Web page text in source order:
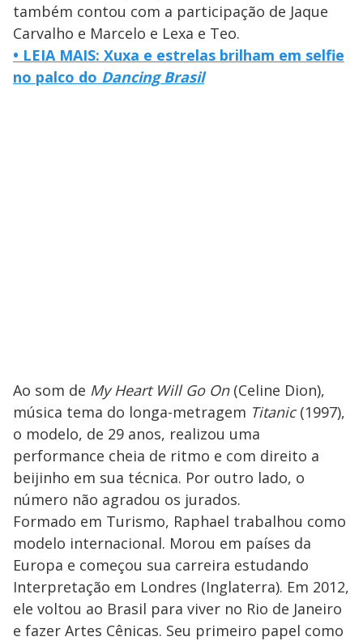
também contou com a participação de Jaque
Carvalho e Marcelo e Lexa e Teo.
• LEIA MAIS: Xuxa e estrelas brilham em selfie
no palco do Dancing Brasil
Ao som de My Heart Will Go On(Celine Dion),
música tema do longa-metragem Titanic(1997),
o modelo, de 29 anos, realizou uma
performance cheia de ritmo e com direito a
beijinho em sua técnica. Por outro lado, o
número não agradou os jurados.
Formado em Turismo, Raphael trabalhou como
modelo internacional. Morou em países da
Europa e começou sua carreira estudando
Interpretação em Londres (Inglaterra). Em 2012,
ele voltou ao Brasil para viver no Rio de Janeiro
e fazer Artes Cênicas. Seu primeiro papel como